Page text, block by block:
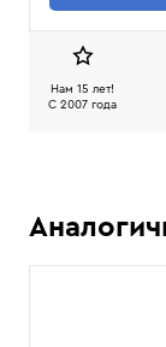
Нам 15 лет!
C 2007 года